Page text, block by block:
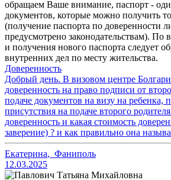
обращаем Ваше внимание, паспорт -
документов, которые можно получить
(получение паспорта по доверенности
предусмотрено законодательствам). По
и получения нового паспорта следует
внутренних дел по месту жительства.
Доверенность
Добрый день. В визовом центре
доверенность на право подписи от
подаче документов на визу на ребенка,
присутствия на подаче второго
доверенность и какая стоимость
заверение) ? и как правильно она
Екатерина, Фаниполь
12.03.2025